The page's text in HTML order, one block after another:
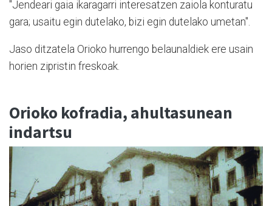
"Jendeari gaia ikaragarri interesatzen zaiola konturatu
gara; usaitu egin dutelako, bizi egin dutelako umetan".
Jaso ditzatela Orioko hurrengo belaunaldiek ere usain
horien zipristin freskoak.
Orioko kofradia, ahultasunean
indartsu